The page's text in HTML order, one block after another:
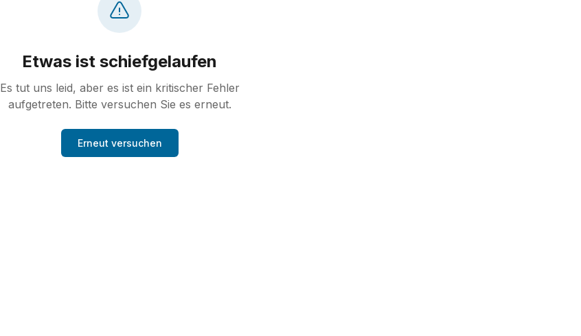
Etwas ist schiefgelaufen
Es tut uns leid, aber es ist ein kritischer Fehler
aufgetreten. Bitte versuchen Sie es erneut.
Erneut versuchen